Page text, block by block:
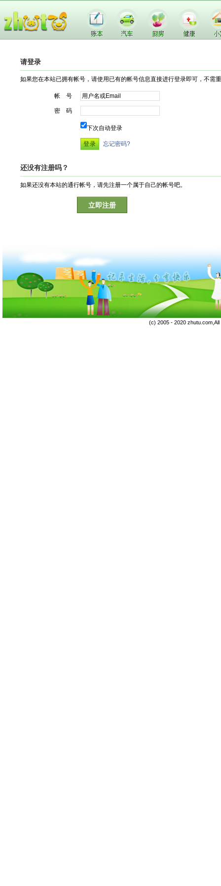
请登录
如果您在本站已拥有帐号，请使用已有的帐号信息直接进行登录即可，不需
帐 号
密 码
下次自动登录
忘记密码?
还没有注册吗？
如果还没有本站的通行帐号，请先注册一个属于自己的帐号吧。
立即注册
(c) 2005 - 2020